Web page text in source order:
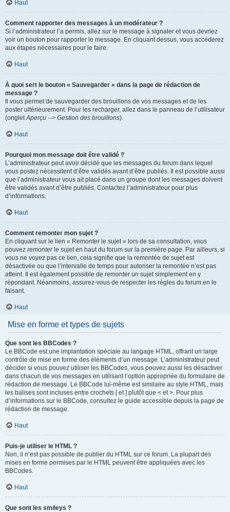
Haut
Comment rapporter des messages à un modérateur ?
Si l’administrateur l’a permis, allez sur le message à signaler et vous devriez
voir un bouton pour rapporter le message. En cliquant dessus, vous accéderez
aux étapes nécessaires pour le faire.
Haut
À quoi sert le bouton « Sauvegarder » dans la page de rédaction de
message ?
Il vous permet de sauvegarder des brouillons de vos messages et de les
poster ultérieurement. Pour les recharger, allez dans le panneau de l’utilisateur
(ongletAperçu --> Gestion des brouillons).
Haut
Pourquoi mon message doit être validé ?
L’administrateur peut avoir décidé que les messages du forum dans lequel
vous postez nécessitent d’être validés avant d’être publiés. Il est possible aussi
que l’administrateur vous ait placé dans un groupe dont les messages doivent
être validés avant d’être publiés. Contactez l’administrateur pour plus
d’informations.
Haut
Comment remonter mon sujet ?
En cliquant sur le lien « Remonter le sujet » lors de sa consultation, vous
pouvez remonterle sujet en haut du forum sur la première page. Par ailleurs, si
vous ne voyez pas ce lien, cela signifie que la remontée de sujet est
désactivée ou que l’intervalle de temps pour autoriser la remontée n’est pas
atteint. Il est également possible de remonter un sujet simplement en y
répondant. Néanmoins, assurez-vous de respecter les règles du forum en le
faisant.
Haut
Mise en forme et types de sujets
Que sont les BBCodes ?
Le BBCode est une implantation spéciale au langage HTML, offrant un large
contrôle de mise en forme des éléments d’un message. L’administrateur peut
décider si vous pouvez utiliser les BBCodes, vous pouvez aussi les désactiver
dans chacun de vos messages en utilisant l’option appropriée du formulaire de
rédaction de message. Le BBCode lui-même est similaire au style HTML, mais
les balises sont incluses entre crochets [ et ] plutôt que < et >. Pour plus
d’informations sur le BBCode, consultez le guide accessible depuis la page de
rédaction de message.
Haut
Puis-je utiliser le HTML ?
Non, il n’est pas possible de publier du HTML sur ce forum. La plupart des
mises en forme permises par le HTML peuvent être appliquées avec les
BBCodes.
Haut
Que sont les smileys ?